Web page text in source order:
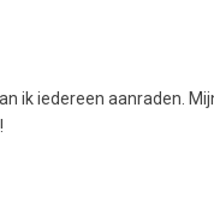
ik iedereen aanraden.